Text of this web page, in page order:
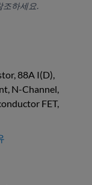
조하세요.
88A I(D),
N-Channel,
FET,